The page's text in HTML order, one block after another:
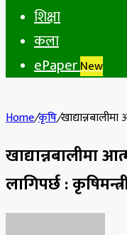
शिक्षा
कला
ePaperNew
Home/कृषि/
खाद्यान्नबालीमा
लागिपर्छ :